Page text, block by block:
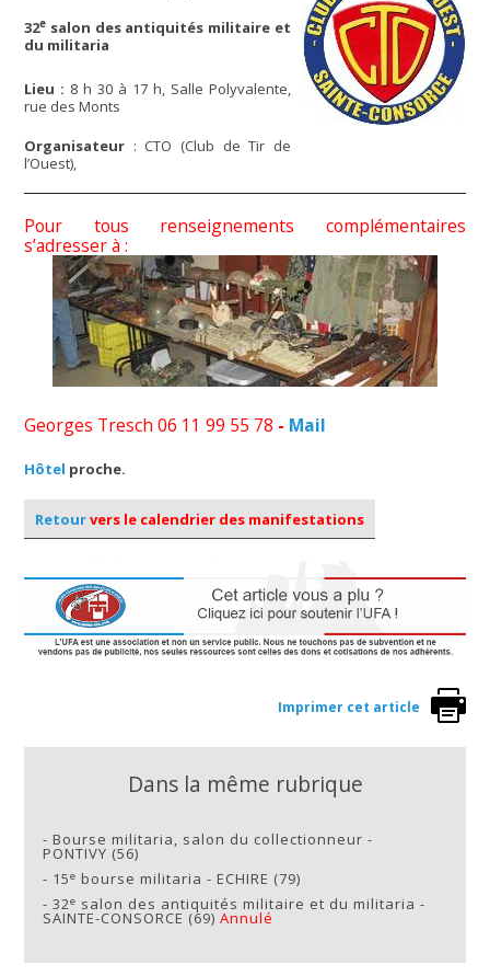
32e salon des antiquités militaire et
du militaria
Lieu : 8 h 30 à 17 h, Salle Polyvalente,
rue des Monts
Organisateur : CTO (Club de Tir de
l’Ouest),
Pour tous renseignements complémentaires
s’adresser à :
Georges Tresch 06 11 99 55 78 - Mail
Hôtel proche.
Retourvers le calendrier des manifestations
Imprimer cet article
Dans la même rubrique
-Bourse militaria, salon du collectionneur -
PONTIVY (56)
- 15e bourse militaria - ECHIRE (79)
-32e salon des antiquités militaire et du militaria -
SAINTE-CONSORCE (69) Annulé